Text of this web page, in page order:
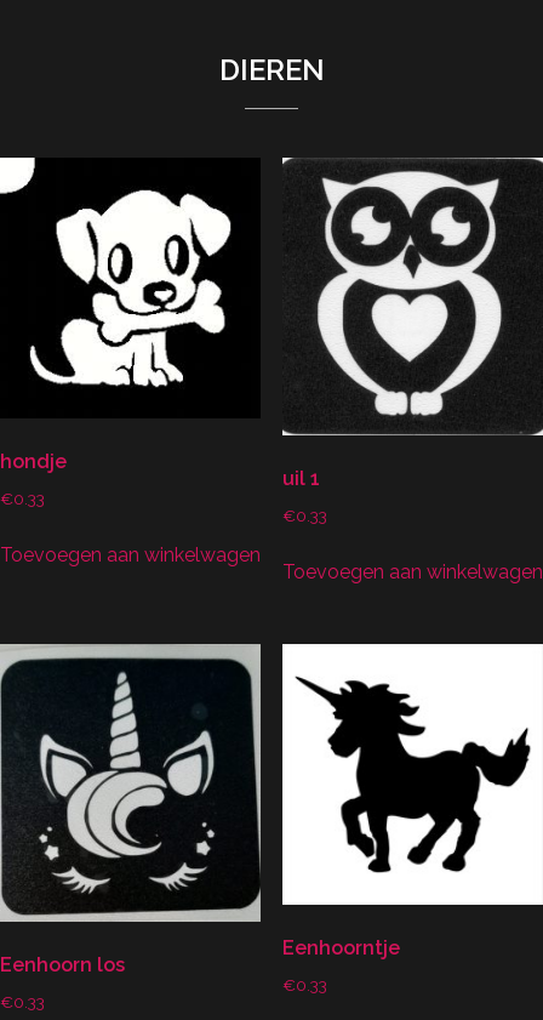
DIEREN
hondje
€0.33
Toevoegen aan winkelwagen
uil 1
€0.33
Toevoegen aan winkelwagen
Eenhoorn los
€0.33
Eenhoorntje
€0.33